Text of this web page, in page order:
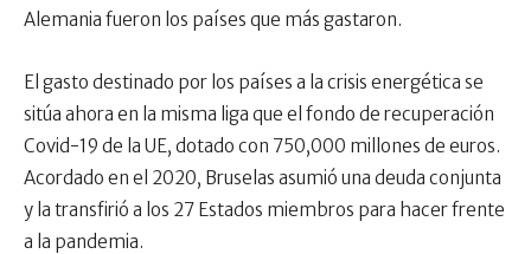
Alemania fueron los países que más gastaron.
El gasto destinado por los países a la crisis energética se
sitúa ahora en la misma liga que el fondo de recuperación
Covid-19 de la UE, dotado con 750,000 millones de euros.
Acordado en el 2020, Bruselas asumió una deuda conjunta
y la transfirió a los 27 Estados miembros para hacer frente
a la pandemia.